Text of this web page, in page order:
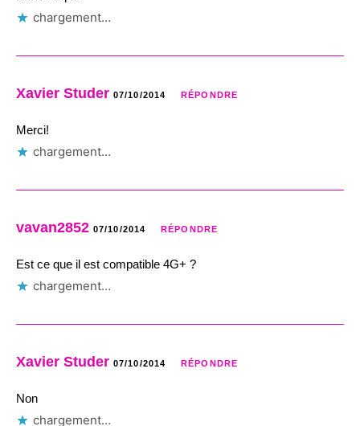
chargement…
Xavier Studer 07/10/2014 RÉPONDRE
Merci!
chargement…
vavan2852 07/10/2014 RÉPONDRE
Est ce que il est compatible 4G+ ?
chargement…
Xavier Studer 07/10/2014 RÉPONDRE
Non
chargement…